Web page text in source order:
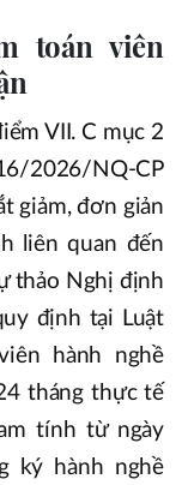
toán viên
VII. C mục 2
2026/NQ-CP
giảm, đơn giản
liên quan đến
thảo Nghị định
định tại Luật
hành nghề
tháng thực tế
tính từ ngày
ký hành nghề